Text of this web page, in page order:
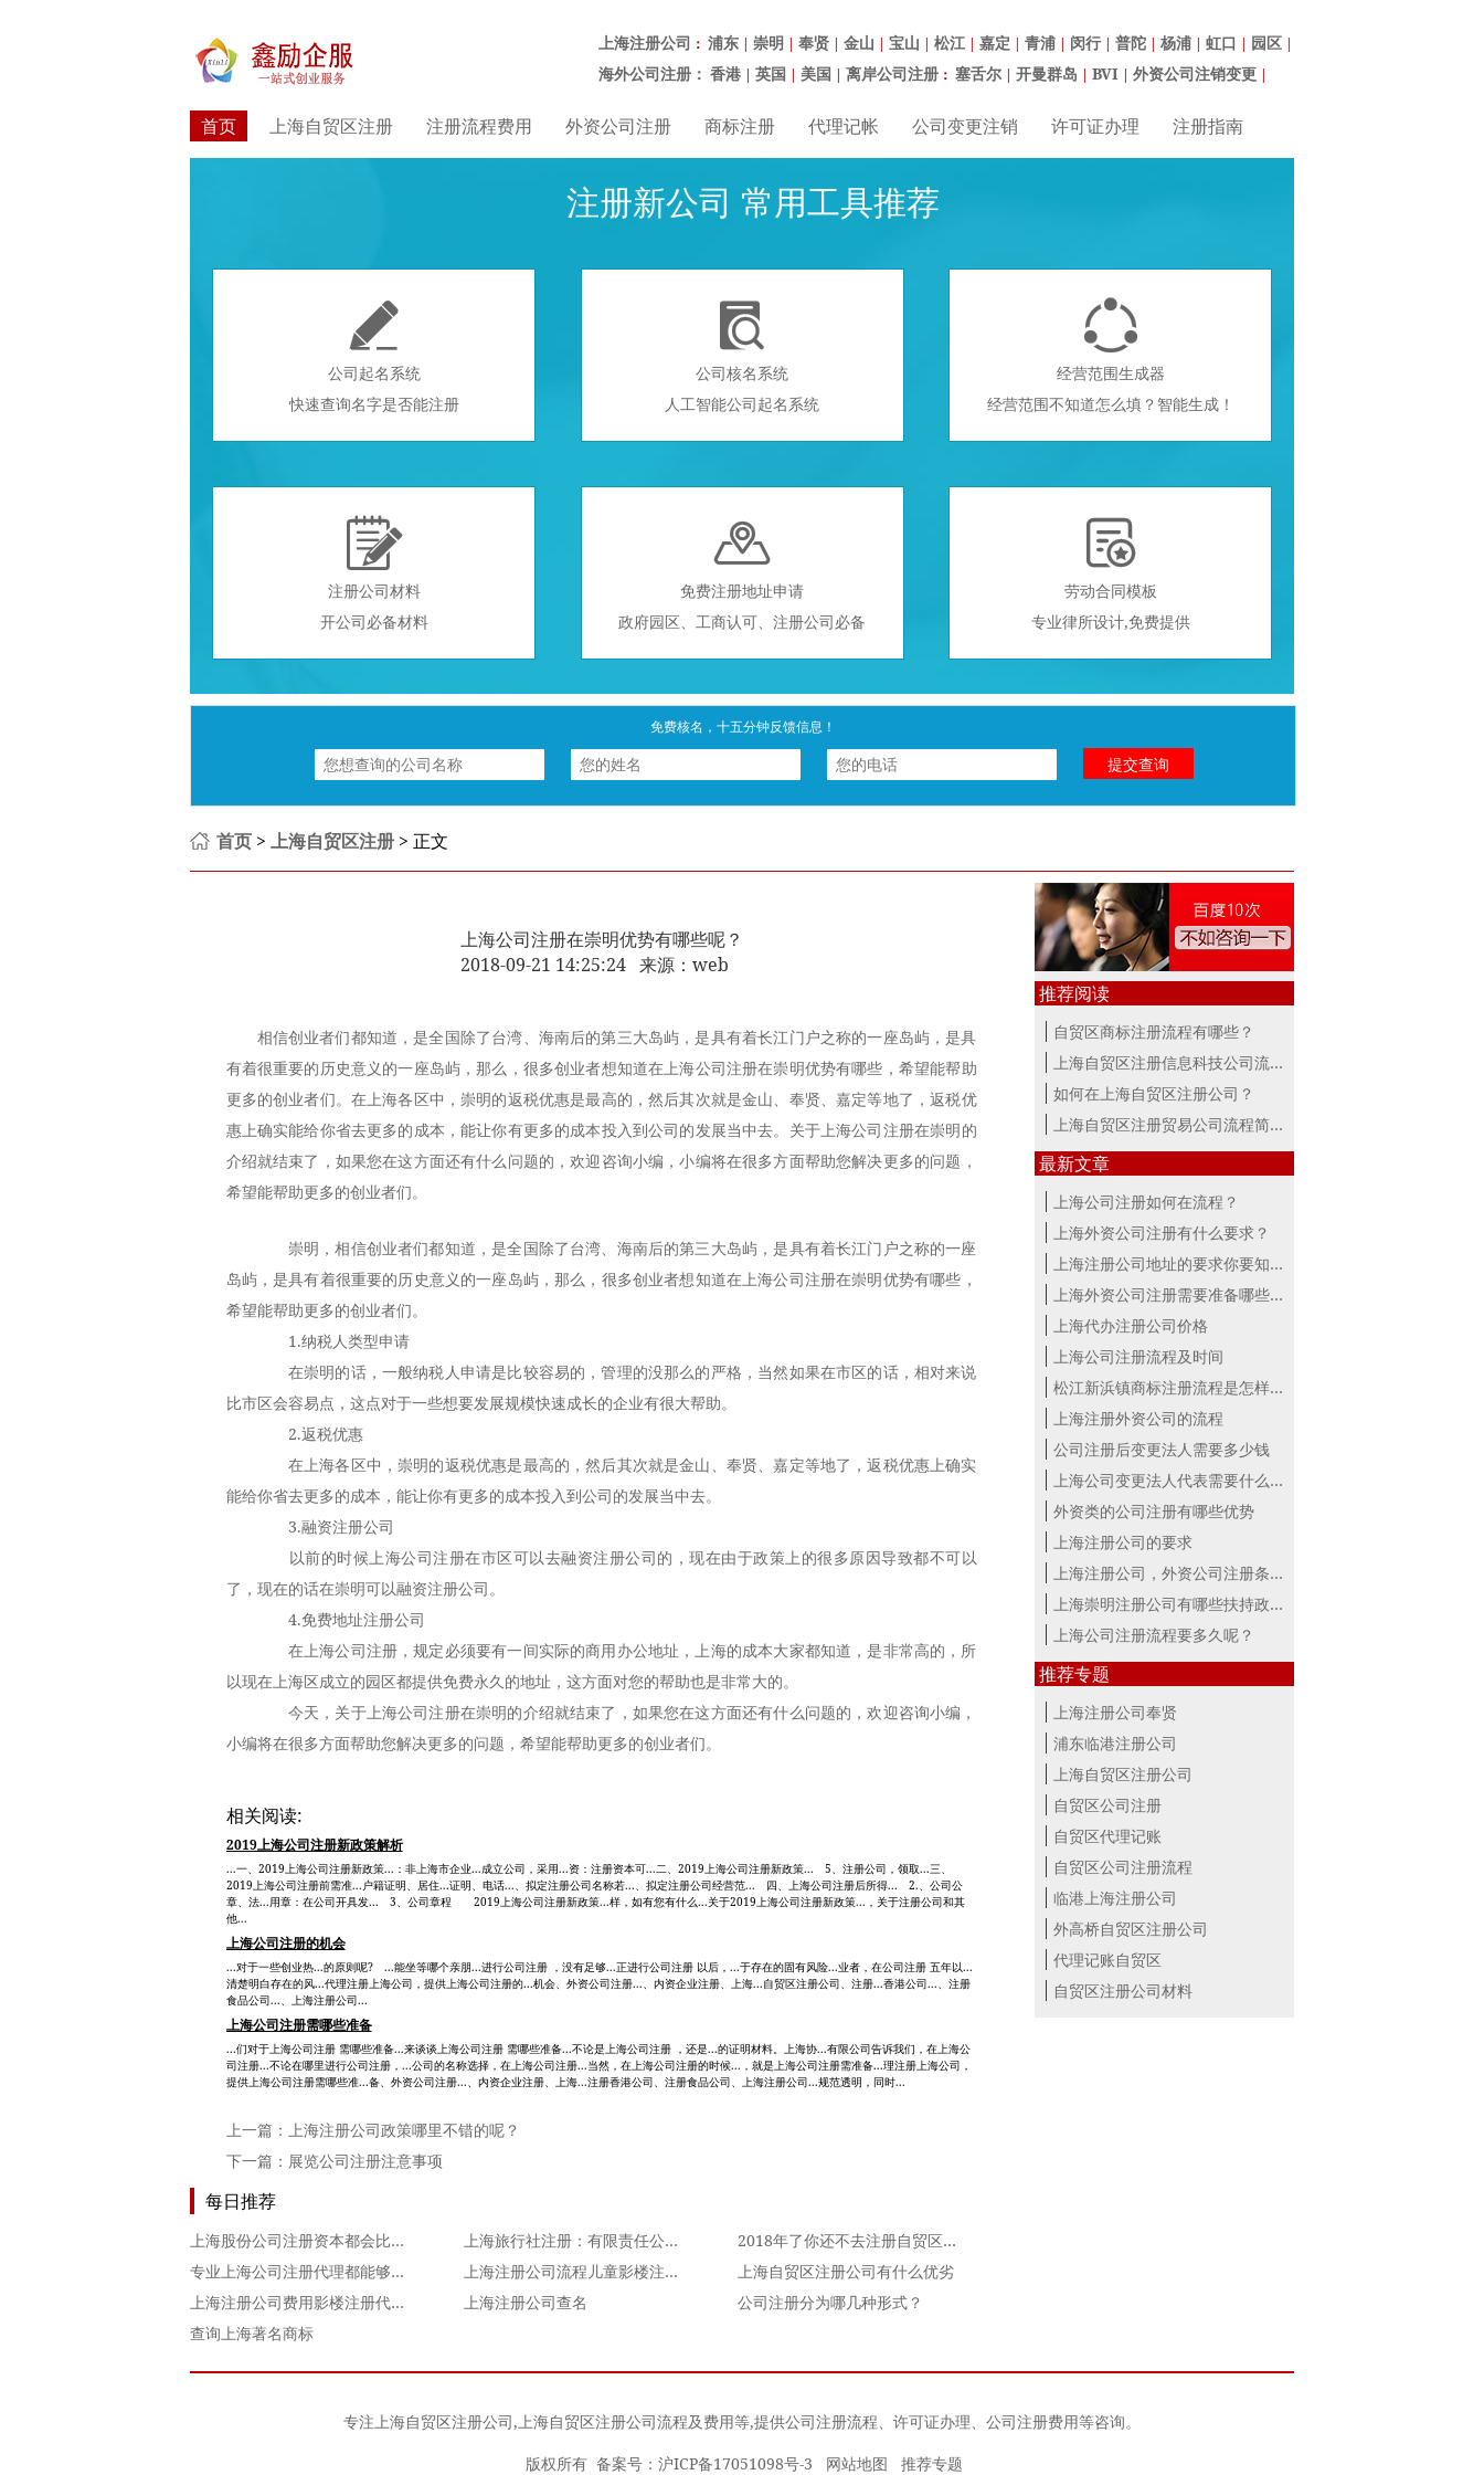
上海注册公司 ： 浦东 | 崇明 | 奉贤 | 金山 | 宝山 | 松江 | 嘉定 | 青浦 | 闵行 | 普陀 | 杨浦 | 虹口 | 园区 |
海外公司注册： 香港 | 英国 | 美国 | 离岸公司注册 ： 塞舌尔 | 开曼群岛 | BVI | 外资公司注销变更 |
首页 上海自贸区注册 注册流程费用 外资公司注册 商标注册 代理记帐 公司变更注销 许可证办理 注册指南
注册新公司 常用工具推荐

公司起名系统
快速查询名字是否能注册

公司核名系统
人工智能公司起名系统

经营范围生成器
经营范围不知道怎么填？智能生成！

注册公司材料
开公司必备材料

免费注册地址申请
政府园区、工商认可、注册公司必备

劳动合同模板
专业律所设计,免费提供
免费核名，十五分钟反馈信息！
首页 > 上海自贸区注册 > 正文
上海公司注册在崇明优势有哪些呢？
2018-09-21 14:25:24 来源：web
相信创业者们都知道，是全国除了台湾、海南后的第三大岛屿，是具有着长江门户之称的一座岛屿，是具
有着很重要的历史意义的一座岛屿，那么，很多创业者想知道在上海公司注册在崇明优势有哪些，希望能帮助
更多的创业者们。在上海各区中，崇明的返税优惠是最高的，然后其次就是金山、奉贤、嘉定等地了，返税优
惠上确实能给你省去更多的成本，能让你有更多的成本投入到公司的发展当中去。关于上海公司注册在崇明的
介绍就结束了，如果您在这方面还有什么问题的，欢迎咨询小编，小编将在很多方面帮助您解决更多的问题，
希望能帮助更多的创业者们。
崇明，相信创业者们都知道，是全国除了台湾、海南后的第三大岛屿，是具有着长江门户之称的一座
岛屿，是具有着很重要的历史意义的一座岛屿，那么，很多创业者想知道在上海公司注册在崇明优势有哪些，
希望能帮助更多的创业者们。
1.纳税人类型申请
在崇明的话，一般纳税人申请是比较容易的，管理的没那么的严格，当然如果在市区的话，相对来说
比市区会容易点，这点对于一些想要发展规模快速成长的企业有很大帮助。
2.返税优惠
在上海各区中，崇明的返税优惠是最高的，然后其次就是金山、奉贤、嘉定等地了，返税优惠上确实
能给你省去更多的成本，能让你有更多的成本投入到公司的发展当中去。
3.融资注册公司
以前的时候上海公司注册在市区可以去融资注册公司的，现在由于政策上的很多原因导致都不可以
了，现在的话在崇明可以融资注册公司。
4.免费地址注册公司
在上海公司注册，规定必须要有一间实际的商用办公地址，上海的成本大家都知道，是非常高的，所
以现在上海区成立的园区都提供免费永久的地址，这方面对您的帮助也是非常大的。
今天，关于上海公司注册在崇明的介绍就结束了，如果您在这方面还有什么问题的，欢迎咨询小编，
小编将在很多方面帮助您解决更多的问题，希望能帮助更多的创业者们。
相关阅读:
2019上海公司注册新政策解析
...一、2019上海公司注册新政策...：非上海市企业...成立公司，采用...资：注册资本可...二、2019上海公司注册新政策... 5、注册公司，领取...三、
2019上海公司注册前需准...户籍证明、居住...证明、电话...、拟定注册公司名称若...、拟定注册公司经营范... 四、上海公司注册后所得... 2.、公司公
章、法...用章：在公司开具发... 3、公司章程 2019上海公司注册新政策...样，如有您有什么...关于2019上海公司注册新政策...，关于注册公司和其
他...
上海公司注册的机会
...对于一些创业热...的原则呢? ...能坐等哪个亲朋...进行公司注册 ，没有足够...正进行公司注册 以后，...于存在的固有风险...业者，在公司注册 五年以...
清楚明白存在的风...代理注册上海公司，提供上海公司注册的...机会、外资公司注册...、内资企业注册、上海...自贸区注册公司、注册...香港公司...、注册
食品公司...、上海注册公司...
上海公司注册需哪些准备
...们对于上海公司注册 需哪些准备...来谈谈上海公司注册 需哪些准备...不论是上海公司注册 ，还是...的证明材料。上海协...有限公司告诉我们，在上海公
司注册...不论在哪里进行公司注册，...公司的名称选择，在上海公司注册...当然，在上海公司注册的时候...，就是上海公司注册需准备...理注册上海公司，
提供上海公司注册需哪些准...备、外资公司注册...、内资企业注册、上海...注册香港公司、注册食品公司、上海注册公司...规范透明，同时...
上一篇： 上海注册公司政策哪里不错的呢？
下一篇： 展览公司注册注意事项
每日推荐
上海股份公司注册资本都会比较高吗？ 上海旅行社注册：有限责任公司变更实收资本
2018年了你还不去注册自贸区公司吗
专业上海公司注册代理都能够提供哪些服务？
上海注册公司流程儿童影楼注册的政策
上海自贸区注册公司有什么优劣
上海注册公司费用影楼注册代理的优惠政策
上海注册公司查名
公司注册分为哪几种形式？
查询上海著名商标
推荐阅读
自贸区商标注册流程有哪些？
上海自贸区注册信息科技公司流程及费用
如何在上海自贸区注册公司？
上海自贸区注册贸易公司流程简析
最新文章
上海公司注册如何在流程？
上海外资公司注册有什么要求？
上海注册公司地址的要求你要知道！
上海外资公司注册需要准备哪些材料？
上海代办注册公司价格
上海公司注册流程及时间
松江新浜镇商标注册流程是怎样的
上海注册外资公司的流程
公司注册后变更法人需要多少钱
上海公司变更法人代表需要什么手续
外资类的公司注册有哪些优势
上海注册公司的要求
上海注册公司，外资公司注册条件！
上海崇明注册公司有哪些扶持政策与服...
上海公司注册流程要多久呢？
推荐专题
上海注册公司奉贤
浦东临港注册公司
上海自贸区注册公司
自贸区公司注册
自贸区代理记账
自贸区公司注册流程
临港上海注册公司
外高桥自贸区注册公司
代理记账自贸区
自贸区注册公司材料
专注上海自贸区注册公司,上海自贸区注册公司流程及费用等,提供公司注册流程、许可证办理、公司注册费用等咨询。
版权所有 备案号： 沪ICP备17051098号-3 网站地图 推荐专题